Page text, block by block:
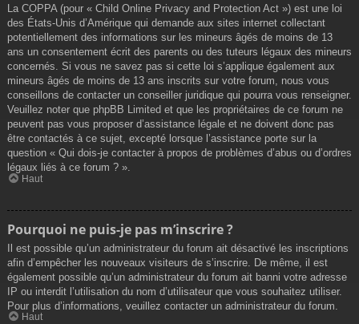
La COPPA (pour « Child Online Privacy and Protection Act ») est une loi
des États-Unis d’Amérique qui demande aux sites internet collectant
potentiellement des informations sur les mineurs âgés de moins de 13
ans un consentement écrit des parents ou des tuteurs légaux des mineurs
concernés. Si vous ne savez pas si cette loi s’applique également aux
mineurs âgés de moins de 13 ans inscrits sur votre forum, nous vous
conseillons de contacter un conseiller juridique qui pourra vous renseigner.
Veuillez noter que phpBB Limited et que les propriétaires de ce forum ne
peuvent pas vous proposer d’assistance légale et ne doivent donc pas
être contactés à ce sujet, excepté lorsque l’assistance porte sur la
question « Qui dois-je contacter à propos de problèmes d’abus ou d’ordres
légaux liés à ce forum ? ».
Haut
Pourquoi ne puis-je pas m’inscrire ?
Il est possible qu’un administrateur du forum ait désactivé les inscriptions
afin d’empêcher les nouveaux visiteurs de s’inscrire. De même, il est
également possible qu’un administrateur du forum ait banni votre adresse
IP ou interdit l’utilisation du nom d’utilisateur que vous souhaitez utiliser.
Pour plus d’informations, veuillez contacter un administrateur du forum.
Haut